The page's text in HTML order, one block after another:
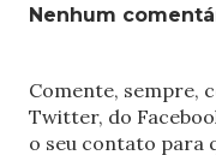
Nenhum
Comente, sempre,
Twitter, do
o seu contato para